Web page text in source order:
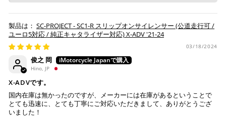
SC-PROJECT - SC1-R スリップオンサイレンサー (公道走行可 /
ユーロ5対応 / 純正キャタライザー対応) X-ADV '21-24
03/18/2024
俊之 岡
Hino, JP
X-ADVです。
国内在庫は無かったのですが、メーカーには在庫があるということで
とても迅速に、とても丁寧にご対応いただきまして、ありがとうござ
いました！